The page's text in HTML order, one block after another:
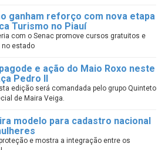
ganham reforço com nova etapa
Turismo no Piauí
com o Senac promove cursos gratuitos e
no estado
e ação do Maio Roxo neste
Pedro II
edição será comandada pelo grupo Quinteto
de Maira Veiga.
modelo para cadastro nacional
e mostra a integração entre os